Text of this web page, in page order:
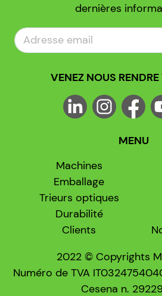
dernières
VENEZ NOUS
MENU
Machines
Emballage
Trieurs optiques
Durabilité
Clients
2022 © Copyrights
Numéro de TVA
Cesena n.